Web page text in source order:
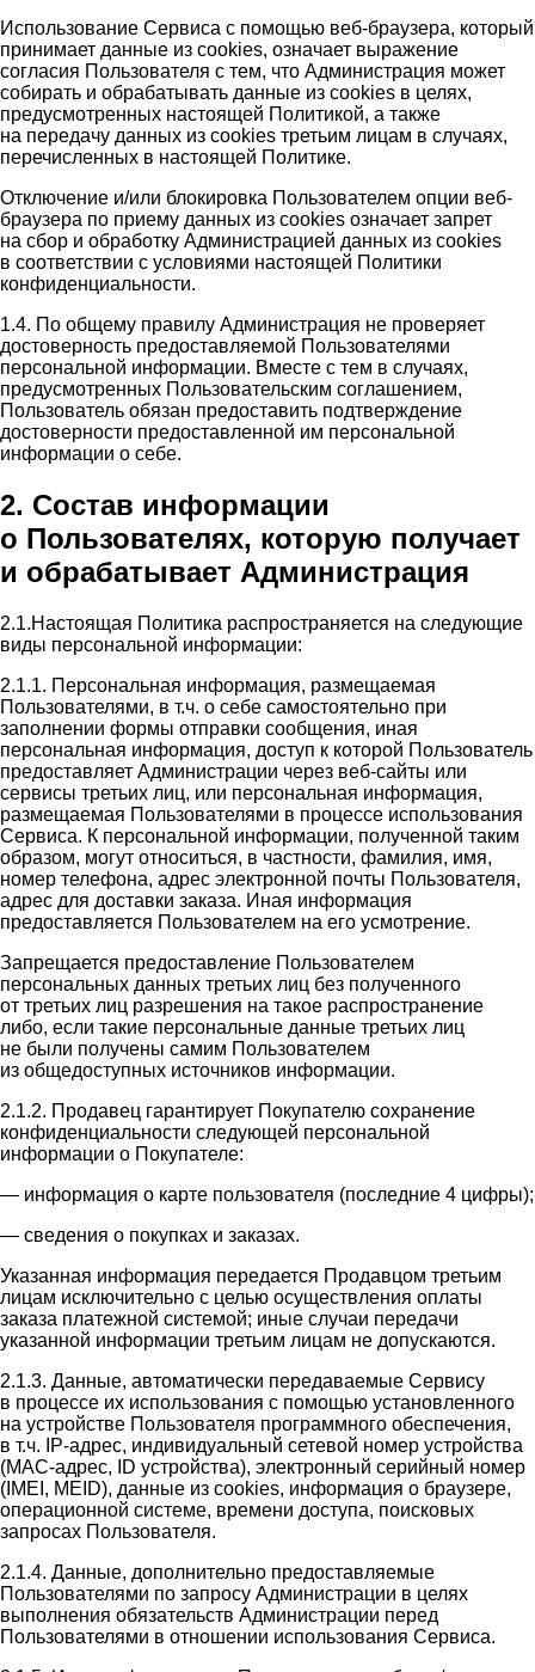
Использование Сервиса с помощью веб-браузера, который
принимает данные из cookies, означает выражение
согласия Пользователя с тем, что Администрация может
собирать и обрабатывать данные из cookies в целях,
предусмотренных настоящей Политикой, а также
на передачу данных из cookies третьим лицам в случаях,
перечисленных в настоящей Политике.
Отключение и/или блокировка Пользователем опции веб-
браузера по приему данных из cookies означает запрет
на сбор и обработку Администрацией данных из cookies
в соответствии с условиями настоящей Политики
конфиденциальности.
1.4. По общему правилу Администрация не проверяет
достоверность предоставляемой Пользователями
персональной информации. Вместе с тем в случаях,
предусмотренных Пользовательским соглашением,
Пользователь обязан предоставить подтверждение
достоверности предоставленной им персональной
информации о себе.
2. Состав информации
о Пользователях, которую получает
и обрабатывает Администрация
2.1.Настоящая Политика распространяется на следующие
виды персональной информации:
2.1.1. Персональная информация, размещаемая
Пользователями, в т.ч. о себе самостоятельно при
заполнении формы отправки сообщения, иная
персональная информация, доступ к которой Пользователь
предоставляет Администрации через веб-сайты или
сервисы третьих лиц, или персональная информация,
размещаемая Пользователями в процессе использования
Сервиса. К персональной информации, полученной таким
образом, могут относиться, в частности, фамилия, имя,
номер телефона, адрес электронной почты Пользователя,
адрес для доставки заказа. Иная информация
предоставляется Пользователем на его усмотрение.
Запрещается предоставление Пользователем
персональных данных третьих лиц без полученного
от третьих лиц разрешения на такое распространение
либо, если такие персональные данные третьих лиц
не были получены самим Пользователем
из общедоступных источников информации.
2.1.2. Продавец гарантирует Покупателю сохранение
конфиденциальности следующей персональной
информации о Покупателе:
— информация о карте пользователя (последние 4 цифры);
— сведения о покупках и заказах.
Указанная информация передается Продавцом третьим
лицам исключительно с целью осуществления оплаты
заказа платежной системой; иные случаи передачи
указанной информации третьим лицам не допускаются.
2.1.3. Данные, автоматически передаваемые Сервису
в процессе их использования с помощью установленного
на устройстве Пользователя программного обеспечения,
в т.ч. IP-адрес, индивидуальный сетевой номер устройства
(MAC-адрес, ID устройства), электронный серийный номер
(IMEI, MEID), данные из cookies, информация о браузере,
операционной системе, времени доступа, поисковых
запросах Пользователя.
2.1.4. Данные, дополнительно предоставляемые
Пользователями по запросу Администрации в целях
выполнения обязательств Администрации перед
Пользователями в отношении использования Сервиса.